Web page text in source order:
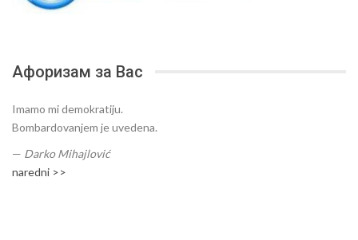
Афоризам за Вас
Imamo mi demokratiju.
Bombardovanjem je uvedena.
— Darko Mihajlović
naredni >>